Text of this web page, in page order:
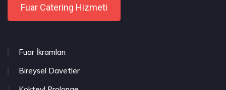
Fuar Catering Hizmeti
Fuar İkramları
Bireysel Davetler